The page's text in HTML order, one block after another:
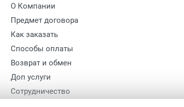
О Компании
Предмет договора
Как заказать
Способы оплаты
Возврат и обмен
Доп услуги
Сотрудничество